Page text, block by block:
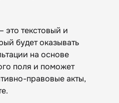
текстовый и
будет оказывать
на основе
поля и поможет
правовые акты,